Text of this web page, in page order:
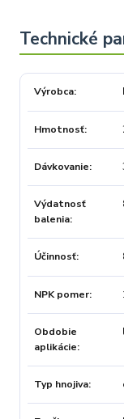
Výrobca
Hmotnosť
Dávkovanie
Výdatnosť
balenia
Účinnosť
NPK pomer
Obdobie
aplikácie
Typ hnojiva